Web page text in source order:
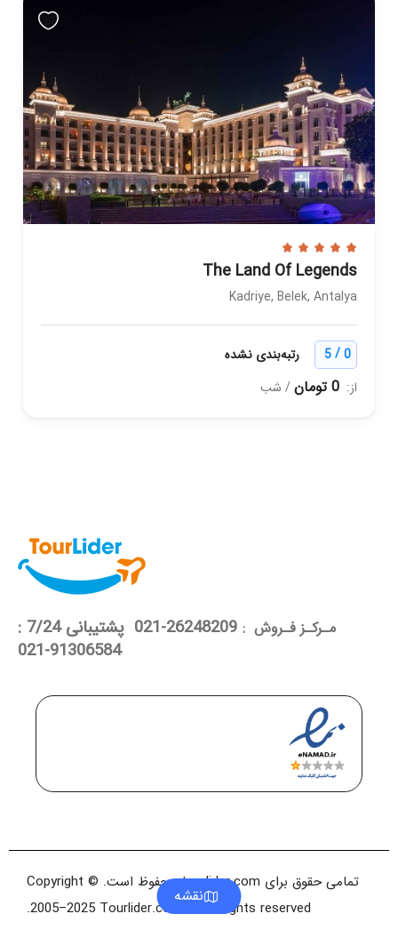
The Land Of Legends
Kadriye, Belek, Antalya
0
/
رتبه‌بندی نشده
از: 0 تومان / شب
نقشه
مـرکـز فـروش :
26248209-021 پشتیبانی 7/24 :
91306584-021
تمامی حقوق برای tourlider.com محفوظ است. Copyright ©
2005–2025 Tourlider.com™. All rights reserved.